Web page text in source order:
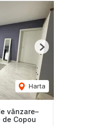
Harta
Next
vânzare–
de Copou